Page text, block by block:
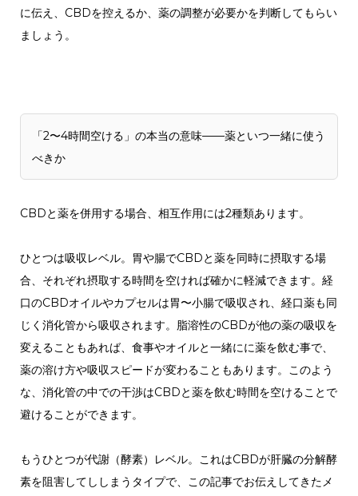
に伝え、CBDを控えるか、薬の調整が必要かを判断してもらい
ましょう。
「2〜4時間空ける」の本当の意味——薬といつ一緒に使う
べきか
CBDと薬を併用する場合、相互作用には2種類あります。
ひとつは吸収レベル。胃や腸でCBDと薬を同時に摂取する場
合、それぞれ摂取する時間を空ければ確かに軽減できます。経
口のCBDオイルやカプセルは胃〜小腸で吸収され、経口薬も同
じく消化管から吸収されます。脂溶性のCBDが他の薬の吸収を
変えることもあれば、食事やオイルと一緒にに薬を飲む事で、
薬の溶け方や吸収スピードが変わることもあります。このよう
な、消化管の中での干渉はCBDと薬を飲む時間を空けることで
避けることができます。
もうひとつが代謝（酵素）レベル。これはCBDが肝臓の分解酵
素を阻害してししまうタイプで、この記事でお伝えしてきたメ